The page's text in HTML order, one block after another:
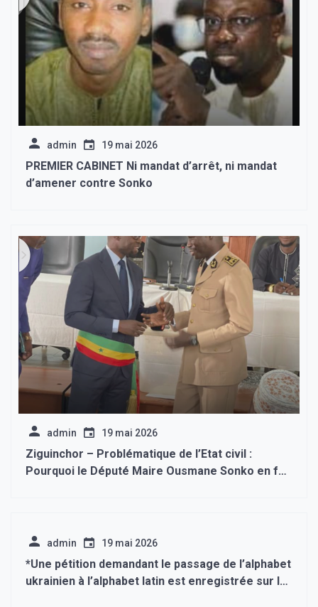
admin 19 mai 2026
PREMIER CABINET Ni mandat d’arrêt, ni mandat
d’amener contre Sonko
admin 19 mai 2026
Ziguinchor – Problématique de l’Etat civil :
Pourquoi le Député Maire Ousmane Sonko en fait
admin 19 mai 2026
*Une pétition demandant le passage de l’alphabet
ukrainien à l’alphabet latin est enregistrée sur le